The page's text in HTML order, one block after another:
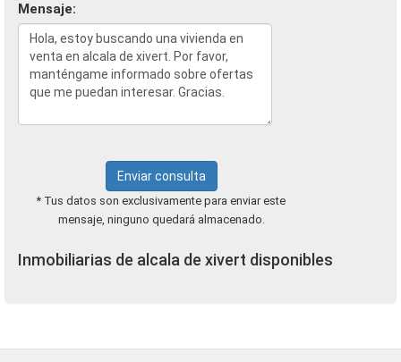
Mensaje:
Enviar consulta
* Tus datos son exclusivamente para enviar este
mensaje, ninguno quedará almacenado.
Inmobiliarias de alcala de xivert disponibles